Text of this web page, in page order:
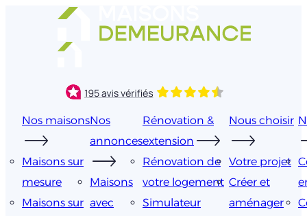
Nos maisons
Maisons sur
mesure
Maisons sur
Nos
annonces
Maisons
avec
Rénovation &
extension
Rénovation de
votre logement
Simulateur
Nous choisir
Votre projet
Créer et
aménager